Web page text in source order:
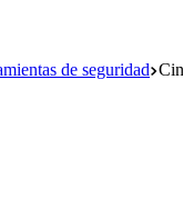
de seguridad